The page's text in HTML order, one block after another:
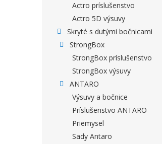
Actro príslušenstvo
Actro 5D výsuvy
Skryté s dutými bočnicami
StrongBox
StrongBox príslušenstvo
StrongBox výsuvy
ANTARO
Výsuvy a bočnice
Príslušenstvo ANTARO
Priemysel
Sady Antaro